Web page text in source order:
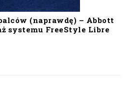
(naprawdę) – Abbott
systemu FreeStyle Libre